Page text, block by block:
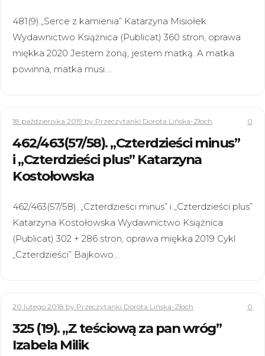
481(9).„Serce z kamienia” Katarzyna Misiołek
Wydawnictwo Książnica (Publicat) 360 stron, oprawa
miękka 2020 Jestem żoną, jestem matką. A matka
powinna, matka musi.…
18 października 2019 by Przeczytanki Dorota Lińska-Złoch 0
462/463(57/58). „Czterdzieści minus”
i „Czterdzieści plus” Katarzyna
Kostołowska
462/463(57/58). „Czterdzieści minus” i „Czterdzieści plus”
Katarzyna Kostołowska Wydawnictwo Książnica
(Publicat) 302 + 286 stron, oprawa miękka 2019 Cykl
„Czterdzieści” Bajkowo…
20 lutego 2018 by Przeczytanki Dorota Lińska-Złoch 0
325 (19). „Z teściową za pan wróg”
Izabela Milik